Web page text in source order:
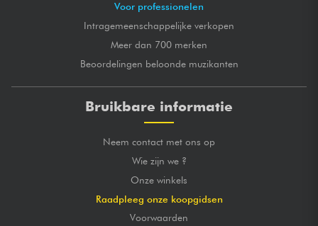
Voor professionelen
Intragemeenschappelijke verkopen
Meer dan 700 merken
Beoordelingen beloonde muzikanten
Bruikbare informatie
Neem contact met ons op
Wie zijn we ?
Onze winkels
Raadpleeg onze koopgidsen
Voorwaarden